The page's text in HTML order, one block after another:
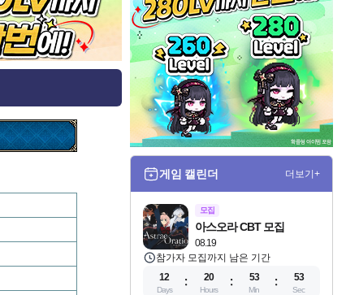
게임 캘린더 더보기+
모집
08.19
아스오라 CBT 모집
참가자 모집까지 남은 기간
12
Days
20
Hours
53
Min
53
Sec